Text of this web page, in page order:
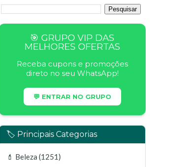
🎯 GRUPO VIP DAS
MELHORES OFERTAS
Receba cupons e promoções
direto no seu WhatsApp!
💬 ENTRAR NO GRUPO
🏷️ Principais Categorias
💄 Beleza (1251)